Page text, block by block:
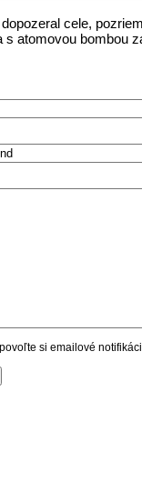
cele,
s atomovou bombou
si emailové